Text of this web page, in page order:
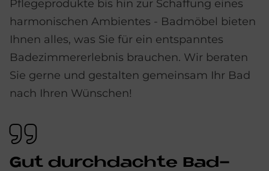
Pflegeprodukte bis hin zur Schaffung eines
harmonischen Ambientes - Badmöbel bieten
Ihnen alles, was Sie für ein entspanntes
Badezimmererlebnis brauchen. Wir beraten
Sie gerne und gestalten gemeinsam Ihr Bad
nach Ihren Wünschen!
Gut durch­dach­te Bad­